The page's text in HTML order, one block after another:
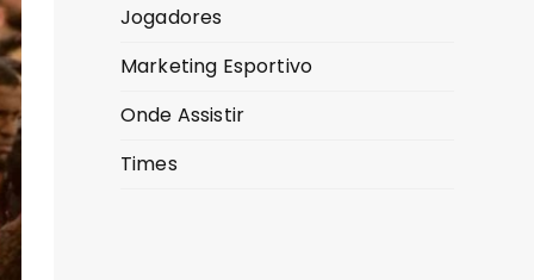
Jogadores
Marketing Esportivo
Onde Assistir
Times